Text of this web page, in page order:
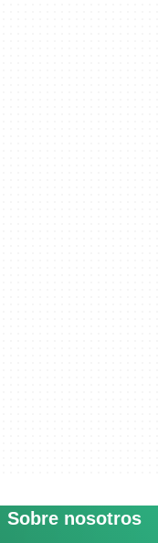
Sobre nosotros